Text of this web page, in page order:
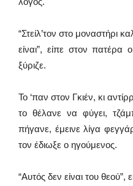
“Στείλ’τον στο μοναστήρι
είναι”, είπε στον
ξύριζε.
Το ‘παν στον Γκιέν, κι
το θέλανε να φύγει,
πήγανε, έμεινε λίγα
τον έδιωξε ο ηγούμενος.
“Αυτός δεν είναι του θεού”,